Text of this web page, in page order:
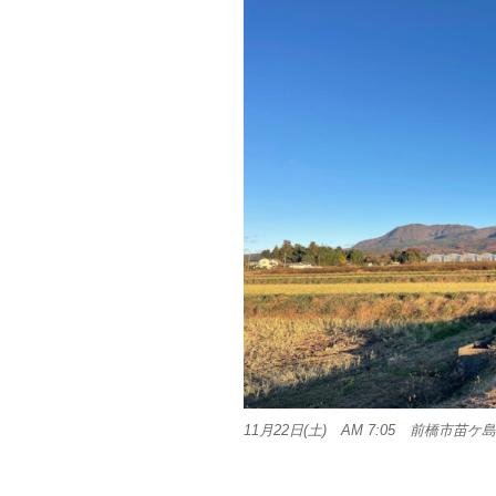
11月22日(土) AM 7:05 前橋市苗ケ